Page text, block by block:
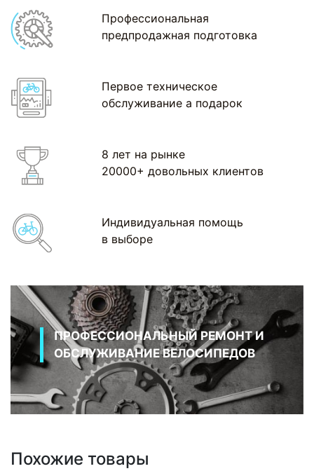
Профессиональная
предпродажная подготовка
Первое техническое
обслуживание а подарок
8 лет на рынке
20000+ довольных клиентов
Индивидуальная помощь
в выборе
ПРОФЕССИОНАЛЬНЫЙ РЕМОНТ И
ОБСЛУЖИВАНИЕ ВЕЛОСИПЕДОВ
Похожие товары